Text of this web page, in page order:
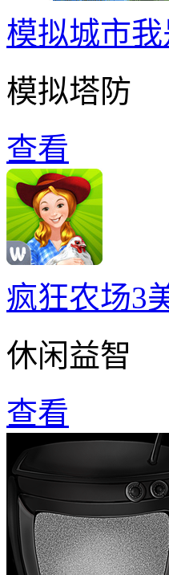
模拟城市
模拟塔防
查看
疯狂农场3
休闲益智
查看